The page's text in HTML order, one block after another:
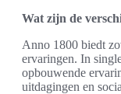
Wat zijn de
Anno 1800 biedt
ervaringen. In
opbouwende
uitdagingen en